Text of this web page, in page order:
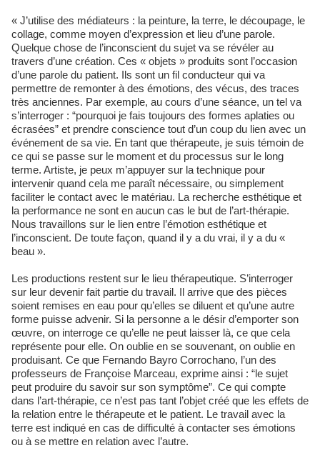
« J’utilise des médiateurs : la peinture, la terre, le découpage, le
collage, comme moyen d’expression et lieu d’une parole.
Quelque chose de l’inconscient du sujet va se révéler au
travers d’une création. Ces « objets » produits sont l’occasion
d’une parole du patient. Ils sont un fil conducteur qui va
permettre de remonter à des émotions, des vécus, des traces
très anciennes. Par exemple, au cours d’une séance, un tel va
s’interroger : “pourquoi je fais toujours des formes aplaties ou
écrasées” et prendre conscience tout d’un coup du lien avec un
événement de sa vie. En tant que thérapeute, je suis témoin de
ce qui se passe sur le moment et du processus sur le long
terme. Artiste, je peux m’appuyer sur la technique pour
intervenir quand cela me paraît nécessaire, ou simplement
faciliter le contact avec le matériau. La recherche esthétique et
la performance ne sont en aucun cas le but de l’art-thérapie.
Nous travaillons sur le lien entre l’émotion esthétique et
l’inconscient. De toute façon, quand il y a du vrai, il y a du «
beau ».
Les productions restent sur le lieu thérapeutique. S’interroger
sur leur devenir fait partie du travail. Il arrive que des pièces
soient remises en eau pour qu’elles se diluent et qu’une autre
forme puisse advenir. Si la personne a le désir d’emporter son
œuvre, on interroge ce qu’elle ne peut laisser là, ce que cela
représente pour elle. On oublie en se souvenant, on oublie en
produisant. Ce que Fernando Bayro Corrochano, l’un des
professeurs de Françoise Marceau, exprime ainsi : “le sujet
peut produire du savoir sur son symptôme”. Ce qui compte
dans l’art-thérapie, ce n’est pas tant l’objet créé que les effets de
la relation entre le thérapeute et le patient. Le travail avec la
terre est indiqué en cas de difficulté à contacter ses émotions
ou à se mettre en relation avec l’autre.